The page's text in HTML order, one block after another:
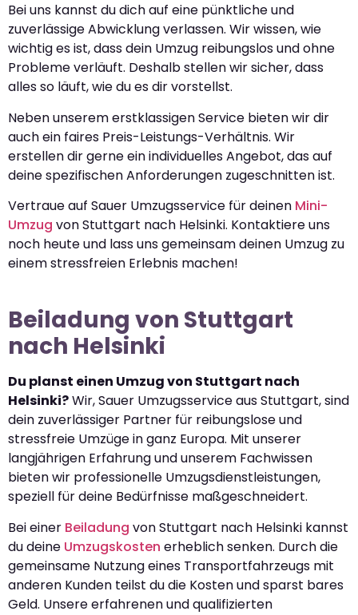
Bei uns kannst du dich auf eine pünktliche und
zuverlässige Abwicklung verlassen. Wir wissen, wie
wichtig es ist, dass dein Umzug reibungslos und ohne
Probleme verläuft. Deshalb stellen wir sicher, dass
alles so läuft, wie du es dir vorstellst.
Neben unserem erstklassigen Service bieten wir dir
auch ein faires Preis-Leistungs-Verhältnis. Wir
erstellen dir gerne ein individuelles Angebot, das auf
deine spezifischen Anforderungen zugeschnitten ist.
Vertraue auf Sauer Umzugsservice für deinen Mini-
Umzug von Stuttgart nach Helsinki. Kontaktiere uns
noch heute und lass uns gemeinsam deinen Umzug zu
einem stressfreien Erlebnis machen!
Beiladung von Stuttgart
nach Helsinki
Du planst einen Umzug von Stuttgart nach
Helsinki?Wir, Sauer Umzugsservice aus Stuttgart, sind
dein zuverlässiger Partner für reibungslose und
stressfreie Umzüge in ganz Europa. Mit unserer
langjährigen Erfahrung und unserem Fachwissen
bieten wir professionelle Umzugsdienstleistungen,
speziell für deine Bedürfnisse maßgeschneidert.
Bei einer Beiladung von Stuttgart nach Helsinki kannst
du deine Umzugskosten erheblich senken. Durch die
gemeinsame Nutzung eines Transportfahrzeugs mit
anderen Kunden teilst du die Kosten und sparst bares
Geld. Unsere erfahrenen und qualifizierten